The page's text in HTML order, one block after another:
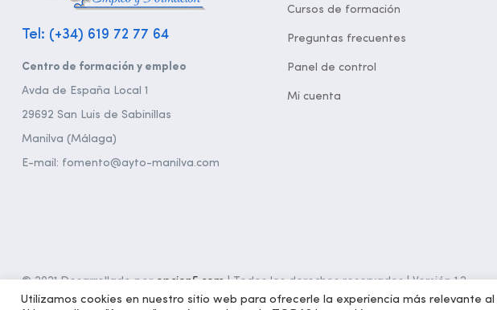
Tel: (+34) 619 72 77 64
Centro de formación y empleo
Avda de España Local 1
29692 San Luis de Sabinillas
Manilva (Málaga)
E-mail: fomento@ayto-manilva.com
Cursos de formación
Preguntas frecuentes
Panel de control
Mi cuenta
© 2021 Desarrollado poropcion5.com| Todos los derechos reservados | Versión 1.2
Utilizamos cookies en nuestro sitio web para ofrecerle la experiencia más relevante